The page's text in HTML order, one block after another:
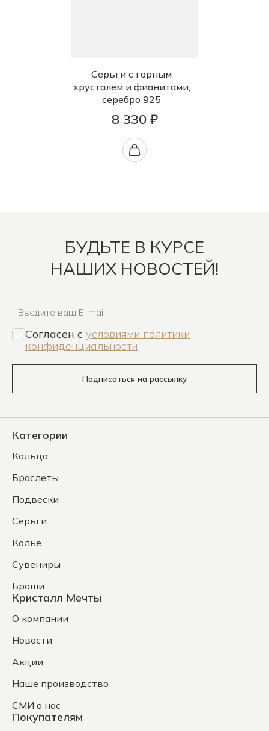
Серьги с горным
хрусталем и фианитами,
серебро 925
8 330 ₽
БУДЬТЕ В КУРСЕ
НАШИХ НОВОСТЕЙ!
Введите ваш E-mail
Согласен c условиями политики
конфиденциальности
Подписаться на рассылку
Категории
Кольца
Браслеты
Подвески
Серьги
Колье
Сувениры
Броши
Кристалл Мечты
О компании
Новости
Акции
Наше производство
СМИ о нас
Покупателям